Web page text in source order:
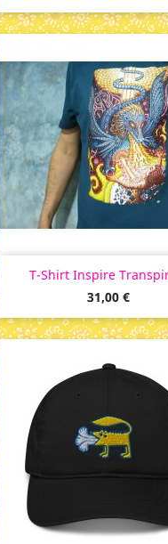
T-Shirt Inspire
Prix
31,00 €